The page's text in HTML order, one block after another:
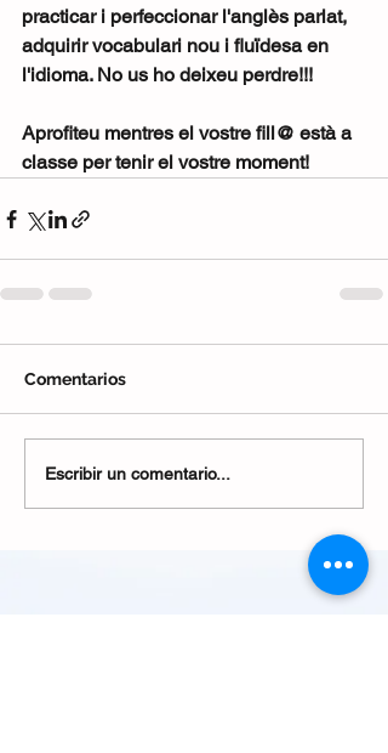
practicar i perfeccionar l'anglès parlat,
adquirir vocabulari nou i fluïdesa en
l'idioma. No us ho deixeu perdre!!!
Aprofiteu mentres el vostre fill@ està a
classe per tenir el vostre moment!
Comentarios
Escribir un comentario...